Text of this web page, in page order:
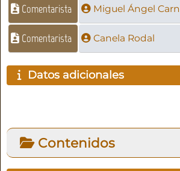
Comentarista Miguel Ángel
Comentarista Canela Rodal
Datos adicionales
Contenidos